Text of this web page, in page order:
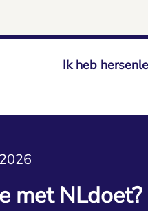
Ik heb
met NLdoet?